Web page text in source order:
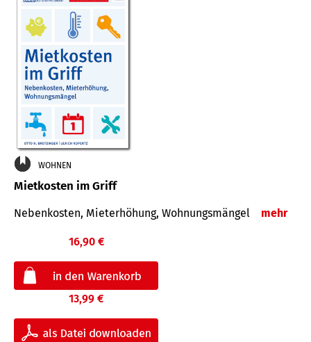
WOHNEN
Mietkosten im Griff
Nebenkosten, Mieterhöhung, Wohnungsmängel mehr
16,90 €
13,99 €